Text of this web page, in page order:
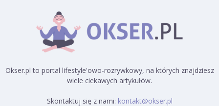
Okser.pl to portal lifestyle'owo-rozrywkowy, na których znajdziesz
wiele ciekawych artykułów.
Skontaktuj się z nami: kontakt@okser.pl